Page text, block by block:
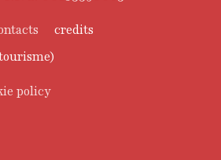
credits
policy